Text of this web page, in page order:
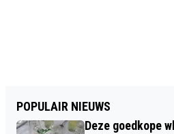
POPULAIR NIEUWS
Deze goedkope